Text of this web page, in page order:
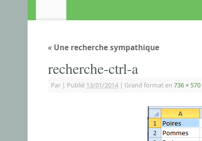
« Une recherche sympathique
recherche-ctrl-a
Par | Publié 13/01/2014 | Grand format en 736 × 570